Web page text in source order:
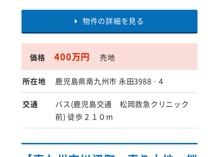
物件の詳細を見る
価格 400万円 売地
所在地 鹿児島県南九州市 永田3988‐4
交通
バス(鹿児島交通 松岡救急クリニック
前) 徒歩２１０m